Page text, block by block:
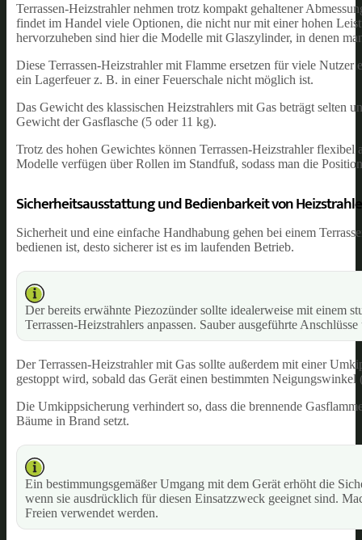
Terrassen-Heizstrahler nehmen trotz kompakt gehaltener
findet im Handel viele Optionen, die nicht nur mit einer hohen
hervorzuheben sind hier die Modelle mit Glaszylinder, in denen
Diese Terrassen-Heizstrahler mit Flamme ersetzen für viele
ein Lagerfeuer z. B. in einer Feuerschale nicht möglich ist.
Das Gewicht des klassischen Heizstrahlers mit Gas beträgt selten
Gewicht der Gasflasche (5 oder 11 kg).
Trotz des hohen Gewichtes können Terrassen-Heizstrahler
Modelle verfügen über Rollen im Standfuß, sodass man die
Sicherheitsausstattung und Bedienbarkeit von
Sicherheit und eine einfache Handhabung gehen bei einem
bedienen ist, desto sicherer ist es im laufenden Betrieb.
Der bereits erwähnte Piezozünder sollte idealerweise mit einem
Terrassen-Heizstrahlers anpassen. Sauber ausgeführte
Der Terrassen-Heizstrahler mit Gas sollte außerdem mit einer
gestoppt wird, sobald das Gerät einen bestimmten Neigungswinkel
Die Umkippsicherung verhindert so, dass die brennende
Bäume in Brand setzt.
Ein bestimmungsgemäßer Umgang mit dem Gerät erhöht die
wenn sie ausdrücklich für diesen Einsatzzweck geeignet sind.
Freien verwendet werden.